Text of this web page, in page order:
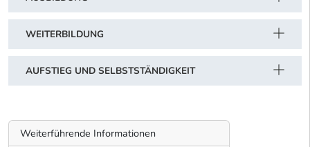
WEITERBILDUNG
AUFSTIEG UND SELBSTSTÄNDIGKEIT
Weiterführende Informationen